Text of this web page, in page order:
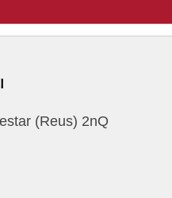
(Reus) 2nQ